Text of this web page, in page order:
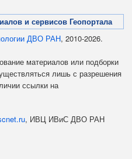
и сервисов Геопортала
ДВО РАН, 2010-2026.
материалов или подборки
лишь с разрешения
ссылки на
, ИВЦ ИВиС ДВО РАН